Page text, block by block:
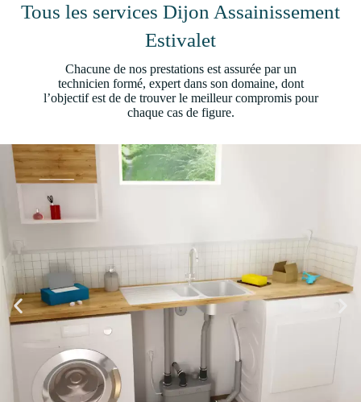
Tous les services Dijon Assainissement
Estivalet
Chacune de nos prestations est assurée par un
technicien formé, expert dans son domaine, dont
l’objectif est de de trouver le meilleur compromis pour
chaque cas de figure.